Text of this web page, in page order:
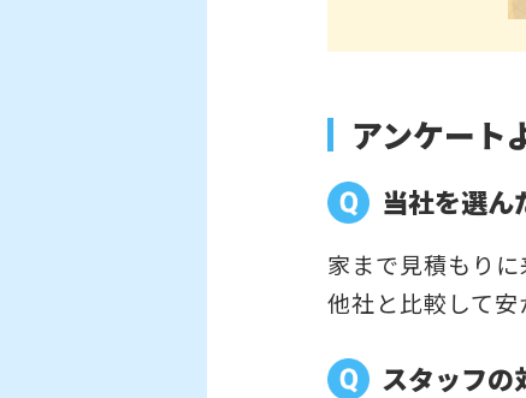
アンケート
当社を選ん
家まで見積もりに
他社と比較して安
スタッフの